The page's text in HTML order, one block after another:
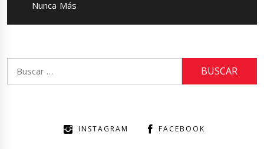
Next
Nunca Más
INSTAGRAM FACEBOOK